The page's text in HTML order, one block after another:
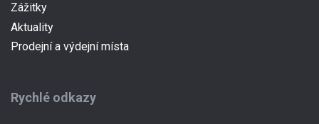
Zážitky
Aktuality
Prodejní a výdejní místa
Rychlé odkazy